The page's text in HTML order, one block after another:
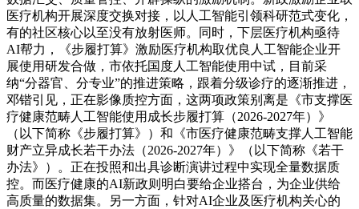
医疗机构开展深度交换对接，以人工智能引领科研范式变化，
有的社区核心以至没有放射医师。同时，下层医疗机构亟待
AI帮力，《步履打算》激励医疗机构取优良人工智能企业开
展使用研发合做，市依托国度人工智能使用中试，目前采
纳“分器官、分专业”的推进策略，跟着分级诊疗的逐渐推进，
邓锴引见，正在影像质控方面，这两项政策别离是《市支撑医
疗健康范畴人工智能使用成长步履打算（2026-2027年）》
（以下简称《步履打算》）和《市医疗健康范畴支撑人工智能
财产立异成长若干办法（2026-2027年）》（以下简称《若干
办法》）。正在投照和出具诊断演讲过程中实现全量数据质
控。而医疗健康的AI新政则明白要给企业搭台，为企业供给
高质量的数据集。另一方面，针对AI企业及医疗机构关心的